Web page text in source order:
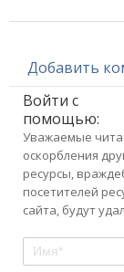
Добавить
Войти с
помощью:
Уважаемые
оскорбления
ресурсы,
посетителей
сайта, будут